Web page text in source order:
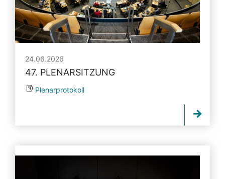
24.06.2026
47. PLENARSITZUNG
Plenarprotokoll